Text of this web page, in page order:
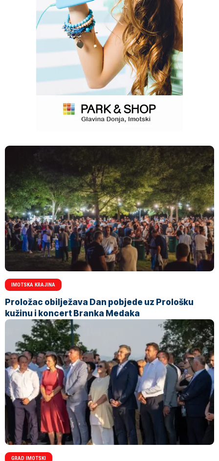
IMOTSKA KRAJINA
Proložac obilježava Dan pobjede uz Prološku
kužinu i koncert Branka Medaka
GRAD IMOTSKI